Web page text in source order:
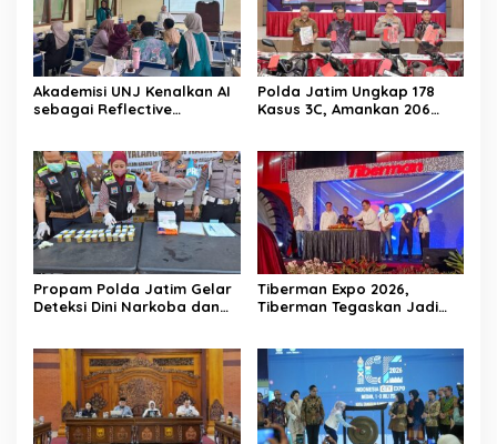
Akademisi UNJ Kenalkan AI
sebagai Reflective
Polda Jatim Ungkap 178
Kasus 3C, Amankan 206
Propam Polda Jatim Gelar
Deteksi Dini Narkoba dan
Tiberman Expo 2026,
Tiberman Tegaskan Jadi